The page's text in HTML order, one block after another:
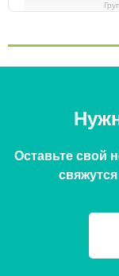
Оставьте свой